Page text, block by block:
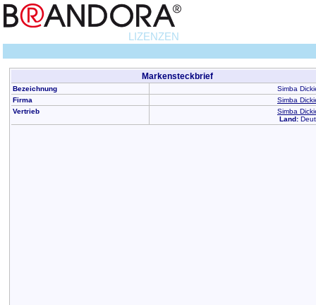
LIZENZEN
Markensteckbrief
Bezeichnung
Simba
Firma
Simba
Vertrieb
Simba
Land: